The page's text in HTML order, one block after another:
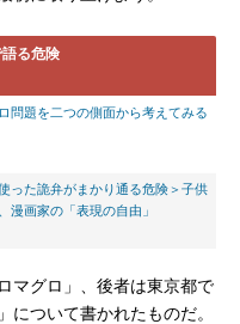
る危険
問題を二つの側面から考えてみる
った詭弁がまかり通る危険＞子供
漫画家の「表現の自由」
マグロ」、後者は東京都で
ついて書かれたものだ。